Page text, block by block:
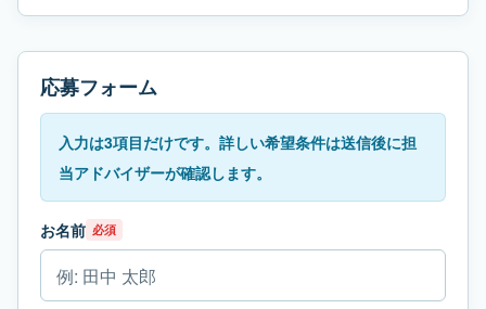
応募フォーム
入力は3項目だけです。詳しい希望条件は送信後に担
当アドバイザーが確認します。
お名前 必須